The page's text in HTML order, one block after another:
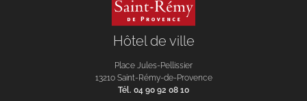
Hôtel de ville
Place Jules-Pellissier
13210 Saint-Rémy-de-Provence
Tél. 04 90 92 08 10